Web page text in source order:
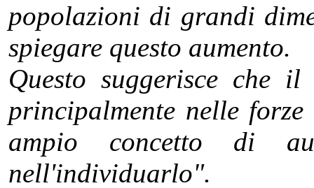
popolazioni di grandi
spiegare questo aumento.
Questo suggerisce che
principalmente nelle
ampio concetto di
nell'individuarlo".